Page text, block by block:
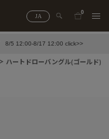
JA
0
8/5 12:00-8/17 12:00 click>>
ハートドローバングル(ゴールド)